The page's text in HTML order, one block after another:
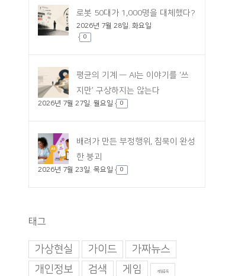
로봇 50대가 1,000명을 대체했다?
2026년 7월 28일. 화요일
0
평균의 기계 — AI는 이야기를 ‘쓰
지만’ 구상하지는 않는다
2026년 7월 27일. 월요일 0
배려가 만든 부정행위, 침묵이 완성
한 붕괴
2026년 7월 23일. 목요일 0
태그
가상현실 가이드
가짜뉴스
개인정보
검색 게임 게임중독